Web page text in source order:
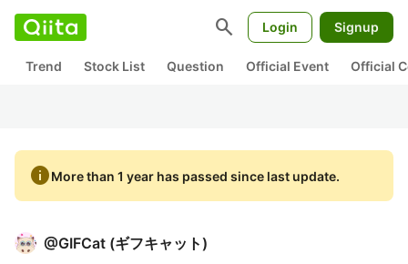
search Login Signup
Trend Stock List Question Official Event Official
infoMore than 1 year has passed since last update.
@GIFCat (ギフキャット)